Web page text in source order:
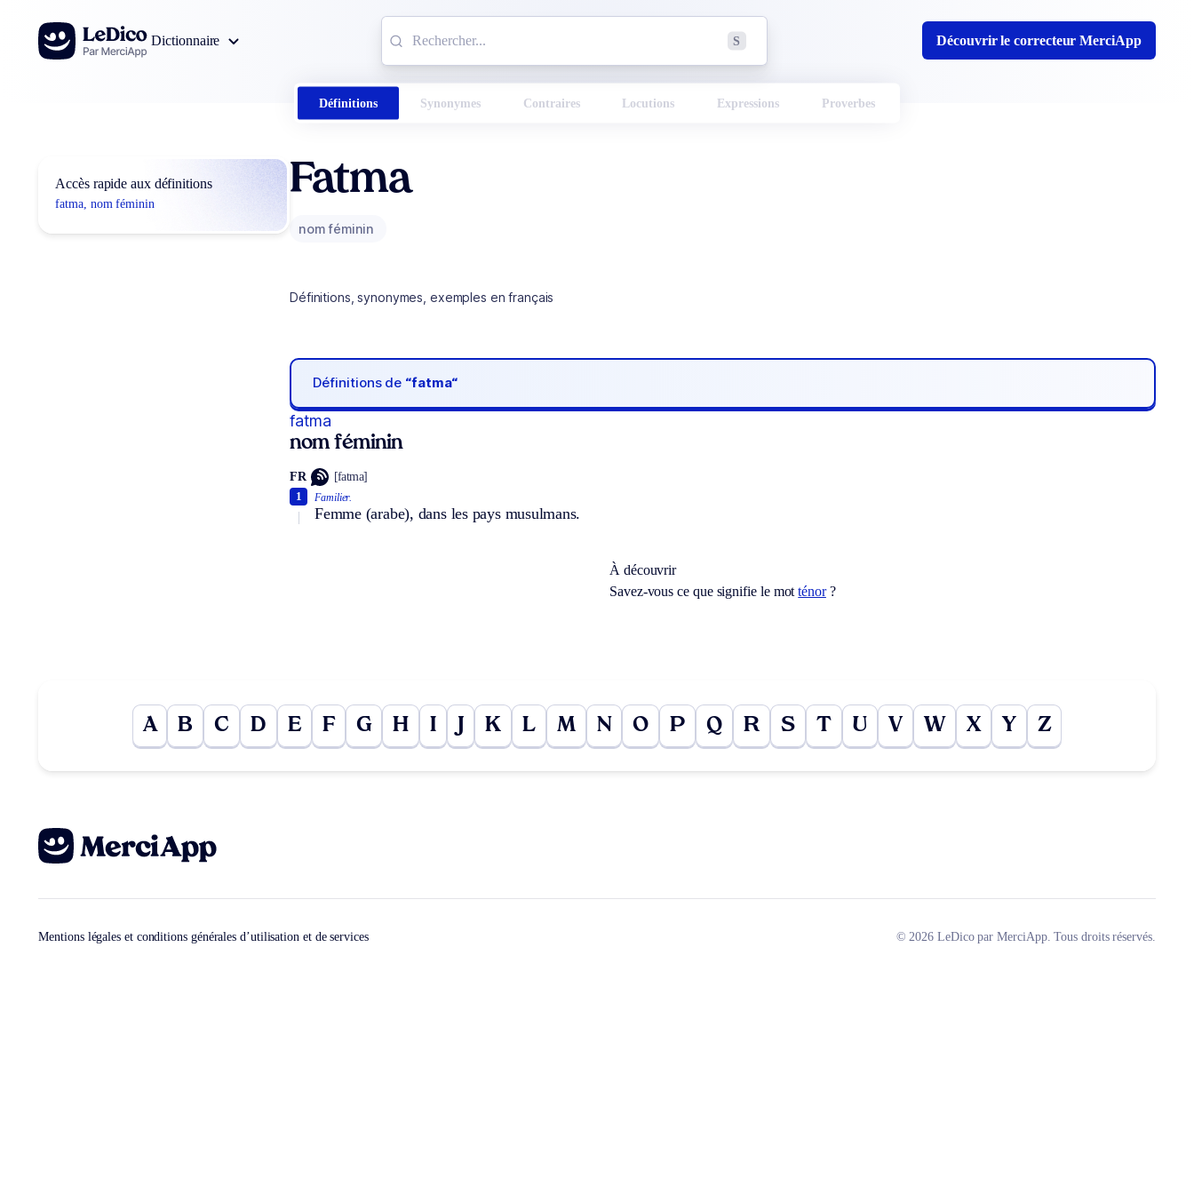
Aller au contenu
Dictionnaire
S Découvrir le correcteur MerciApp
Définitions Synonymes Contraires Locutions Expressions Proverbes
Accès rapide aux définitions
fatma, nom féminin
Fatma
nom féminin
Définitions, synonymes, exemples en français
Définitions de “fatma“
fatma
nom féminin
FR [fatma]
Familier.
Femme (arabe), dans les pays musulmans.
1
À découvrir
Savez-vous ce que signifie le motténor?
A B C D E F G H I K L M N O P Q R S T U V W X Y Z
Mentions légales et conditions générales d’utilisation et de services © 2026 LeDico par MerciApp. Tous droits réservés.